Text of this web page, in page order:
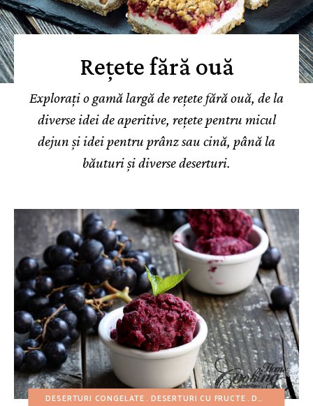
Rețete fără ouă
Explorați o gamă largă de rețete fără ouă, de la
diverse idei de aperitive, rețete pentru micul
dejun și idei pentru prânz sau cină, până la
băuturi și diverse deserturi.
DESERTURI CONGELATE DESERTURI CU FRUCTE DESERTURI FĂRĂ COACERE